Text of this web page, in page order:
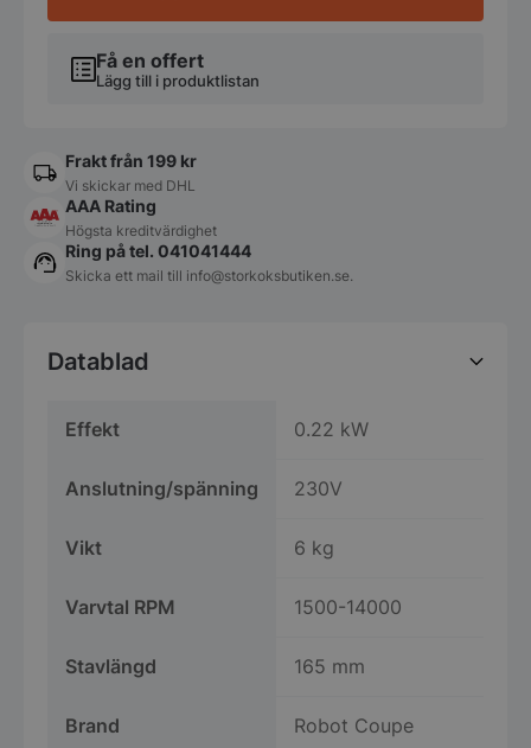
pack
Få en offert
Lägg till i produktlistan
Frakt från 199 kr
Vi skickar med DHL
AAA Rating
Högsta kreditvärdighet
Ring på tel. 041041444
Skicka ett mail till info@storkoksbutiken.se.
Datablad
Effekt 0.22 kW
Anslutning/spänning 230V
Vikt 6 kg
Varvtal RPM 1500-14000
Stavlängd 165 mm
Brand Robot Coupe